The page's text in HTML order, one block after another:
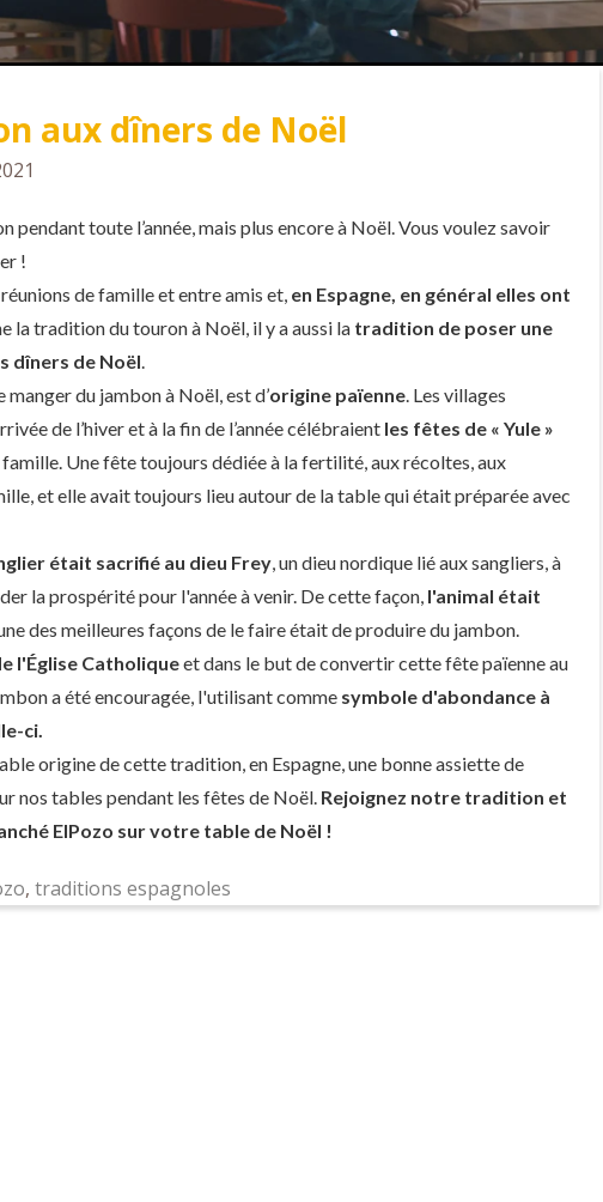
aux dîners de Noël
pendant toute l’année, mais plus encore à Noël. Vous voulez savoir
!
de famille et entre amis et, en Espagne, en général elles ont
la tradition du touron à Noël, il y a aussi la tradition de poser une
dîners de Noël.
du jambon à Noël, est d’origine païenne. Les villages
de l’hiver et à la fin de l’année célébraient les fêtes de « Yule »
Une fête toujours dédiée à la fertilité, aux récoltes, aux
et elle avait toujours lieu autour de la table qui était préparée avec
était sacrifié au dieu Frey, un dieu nordique lié aux sangliers, à
la prospérité pour l'année à venir. De cette façon, l'animal était
des meilleures façons de le faire était de produire du jambon.
l'Église Catholiqueet dans le but de convertir cette fête païenne au
a été encouragée, l'utilisant comme symbole d'abondance à
ci.
origine de cette tradition, en Espagne, une bonne assiette de
nos tables pendant les fêtes de Noël. Rejoignez notre tradition et
ElPozo sur votre table de Noël !
, traditions espagnoles